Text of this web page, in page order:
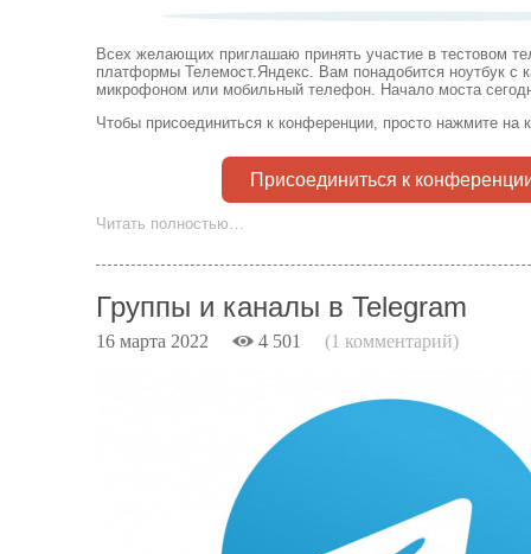
Всех желающих приглашаю принять участие в тестовом
платформы Телемост.Яндекс. Вам понадобится ноутбук с
микрофоном или мобильный телефон. Начало моста
Чтобы присоединиться к конференции, просто нажмите на
Присоединиться к
Читать полностью…
Группы и каналы в Telegram
16 марта 2022 4 501 (1 комментарий)